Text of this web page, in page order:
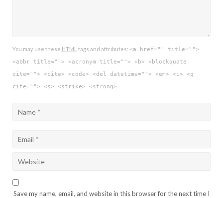
You may use these HTML tags and attributes: <a href="" title="">
<abbr title=""> <acronym title=""> <b> <blockquote
cite=""> <cite> <code> <del datetime=""> <em> <i> <q
cite=""> <s> <strike> <strong>
Save my name, email, and website in this browser for the next time I